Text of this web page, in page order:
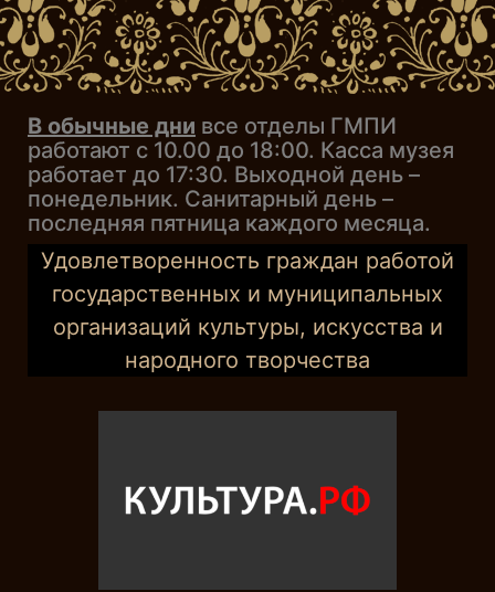
В обычные дни все отделы ГМПИ
работают с 10.00 до 18:00. Касса музея
работает до 17:30. Выходной день –
понедельник. Санитарный день –
последняя пятница каждого месяца.
Удовлетворенность граждан работой
государственных и муниципальных
организаций культуры, искусства и
народного творчества